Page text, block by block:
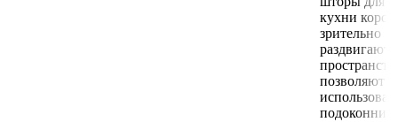
кухни
зрительно
раздвигают
позволяют
подоконник